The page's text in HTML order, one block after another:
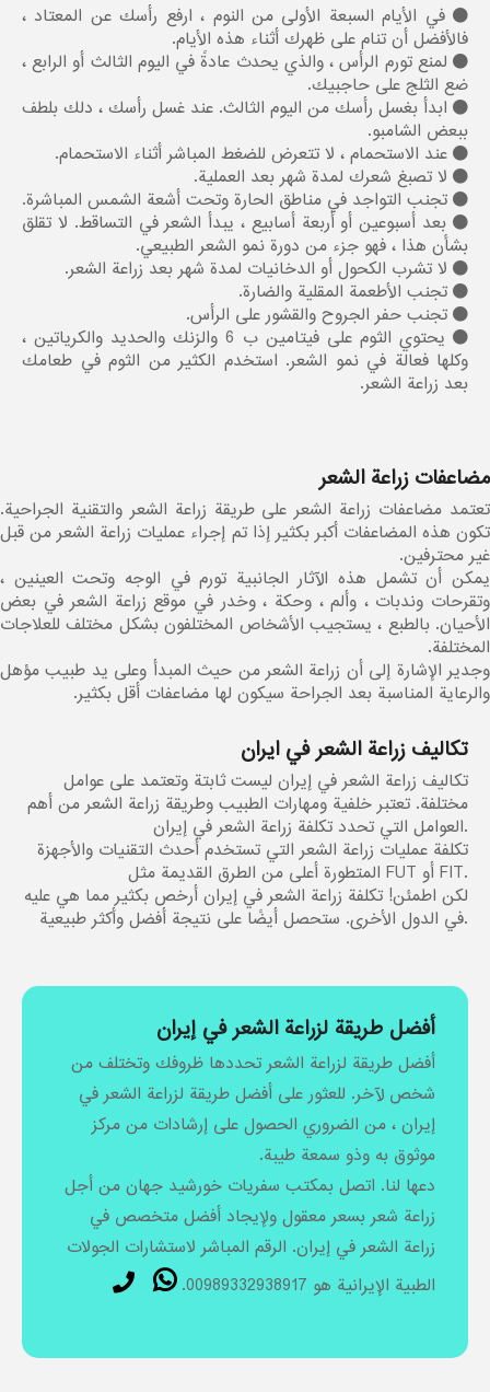
في الأيام السبعة الأولى من النوم ، ارفع رأسك عن المعتاد ،
فالأفضل أن تنام علی ظهرك أثناء هذه الأيام.
لمنع تورم الرأس ، والذي يحدث عادةً في اليوم الثالث أو الرابع ،
ضع الثلج على حاجبيك.
ابدأ بغسل رأسك من اليوم الثالث. عند غسل رأسك ، دلك بلطف
ببعض الشامبو.
عند الاستحمام ، لا تتعرض للضغط المباشر أثناء الاستحمام.
لا تصبغ شعرك لمدة شهر بعد العملية.
تجنب التواجد في مناطق الحارة وتحت أشعة الشمس المباشرة.
بعد أسبوعين أو أربعة أسابيع ، يبدأ الشعر في التساقط. لا تقلق
بشأن هذا ، فهو جزء من دورة نمو الشعر الطبيعي.
لا تشرب الكحول أو الدخانيات لمدة شهر بعد زراعة الشعر.
تجنب الأطعمة المقلية والضارة.
تجنب حفر الجروح والقشور على الرأس.
يحتوي الثوم على فيتامين ب 6 والزنك والحديد والكرياتين ،
وكلها فعالة في نمو الشعر. استخدم الكثير من الثوم في طعامك
بعد زراعة الشعر.
مضاعفات زراعة الشعر
تعتمد مضاعفات زراعة الشعر على طريقة زراعة الشعر والتقنية الجراحية.
تكون هذه المضاعفات أكبر بكثير إذا تم إجراء عمليات زراعة الشعر من قبل
غير محترفين.
يمكن أن تشمل هذه الآثار الجانبية تورم في الوجه وتحت العينين ،
وتقرحات وندبات ، وألم ، وحكة ، وخدر في موقع زراعة الشعر في بعض
الأحيان. بالطبع ، يستجيب الأشخاص المختلفون بشكل مختلف للعلاجات
المختلفة.
وجدير الإشارة إلى أن زراعة الشعر من حيث المبدأ وعلى يد طبيب مؤهل
والرعاية المناسبة بعد الجراحة سيكون لها مضاعفات أقل بكثير.
تكاليف زراعة الشعر في ايران
تكاليف زراعة الشعر في إيران ليست ثابتة وتعتمد على عوامل
مختلفة. تعتبر خلفية ومهارات الطبيب وطريقة زراعة الشعر من أهم
العوامل التي تحدد تكلفة زراعة الشعر في إيران.
تكلفة عمليات زراعة الشعر التي تستخدم أحدث التقنيات والأجهزة
المتطورة أعلى من الطرق القديمة مثل FUT أو FIT.
لكن اطمئن! تكلفة زراعة الشعر في إيران أرخص بكثير مما هي عليه
في الدول الأخرى. ستحصل أيضًا على نتيجة أفضل وأكثر طبيعية.
أفضل طريقة لزراعة الشعر في إيران
أفضل طريقة لزراعة الشعر تحددها ظروفك وتختلف من
شخص لآخر. للعثور على أفضل طريقة لزراعة الشعر في
إيران ، من الضروري الحصول على إرشادات من مركز
موثوق به وذو سمعة طيبة.
دعها لنا. اتصل بمكتب سفريات خورشيد جهان من أجل
زراعة شعر بسعر معقول ولإيجاد أفضل متخصص في
زراعة الشعر في إيران. الرقم المباشر لاستشارات الجولات
الطبية الإيرانية هو 00989332938917.